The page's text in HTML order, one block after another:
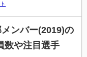
ンバー(2019)の
数や注目選手